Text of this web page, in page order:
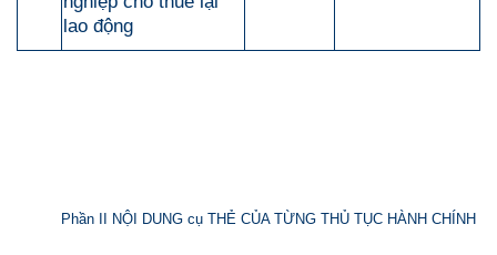
lao động
Phần II NỘI DUNG cụ THẺ CỦA TỪNG THỦ TỤC HÀNH CHÍNH